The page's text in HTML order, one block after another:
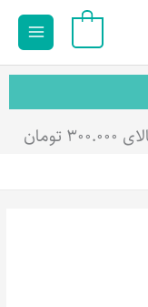
Main